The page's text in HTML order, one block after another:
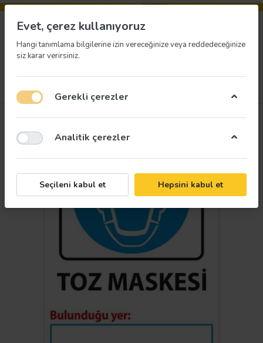
Evet, çerez kullanıyoruz
Hangi tanımlama bilgilerine izin vereceğinize veya reddedeceğinize
siz karar verirsiniz.
Gerekli çerezler
Analitik çerezler
Seçileni kabul et Hepsini kabul et